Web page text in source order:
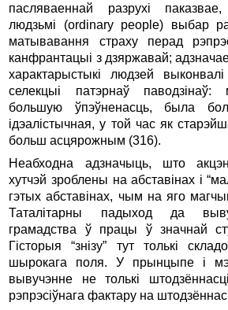
пасляваеннай разрухі
людзьмі (ordinary people) выбар
матывавання страху перад
канфрантацыі з дзяржавай;
характарыстыкі людзей
селекцыі патэрнаў паводзінаў:
большую ўпэўненасць, была
ідэалістычная, у той час як
больш асцярожным (316).
Неабходна адзначыць, што
хутчэй зроблены на абставінах і
гэтых абставінах, чым на яго
Таталітарны падыход да
грамадства ў працы ў значнай
Гісторыя “знізу” тут толькі
шырокага поля. У прынцыпе і
вывучэнне не толькі
рэпрэсіўнага фактару на